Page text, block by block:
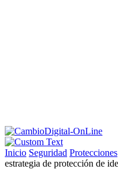
Inicio Seguridad Protecciones
estrategia de protección de